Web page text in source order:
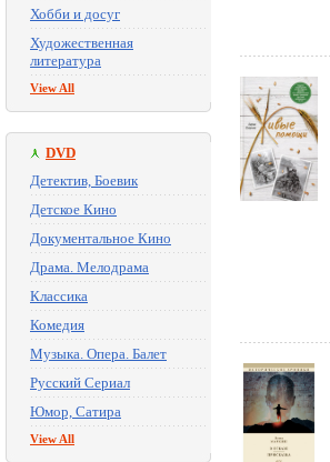
Хобби и досуг
Художественная
литература
View All
DVD
Детектив, Боевик
Детское Кино
Документальное Кино
Драма. Мелодрама
Классика
Комедия
Музыка. Опера. Балет
Русский Сериал
Юмор, Сатира
View All